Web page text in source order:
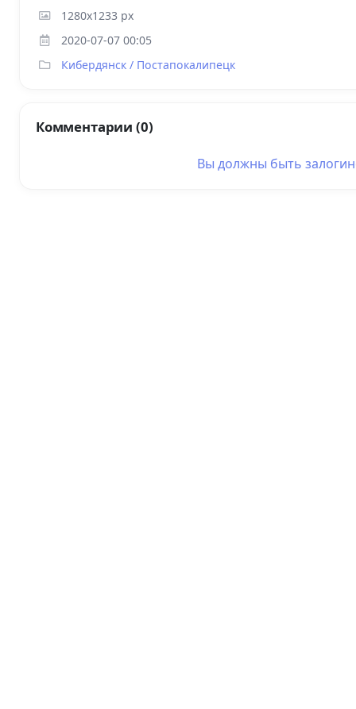
1280x1233 px
2020-07-07 00:05
Кибердянск / Постапокалипецк
Комментарии (0)
Вы должны быть